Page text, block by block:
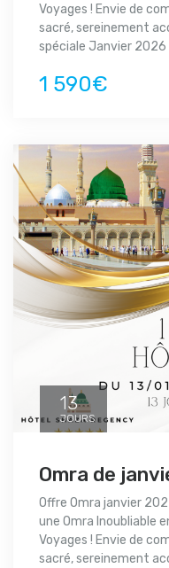
Voyages ! Envie de
sacré, sereinement
spéciale Janvier 2026
1 590€
13
JOURS
Omra de
Offre Omra janvier
une Omra Inoubliable
Voyages ! Envie de
sacré, sereinement